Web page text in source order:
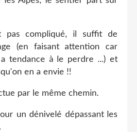
pas compliqué, il suffit de
(en faisant attention car
tendance à le perdre ...) et
en a envie !!
par le même chemin.
un dénivelé dépassant les
.